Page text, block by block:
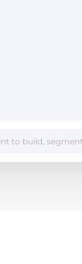
to build,